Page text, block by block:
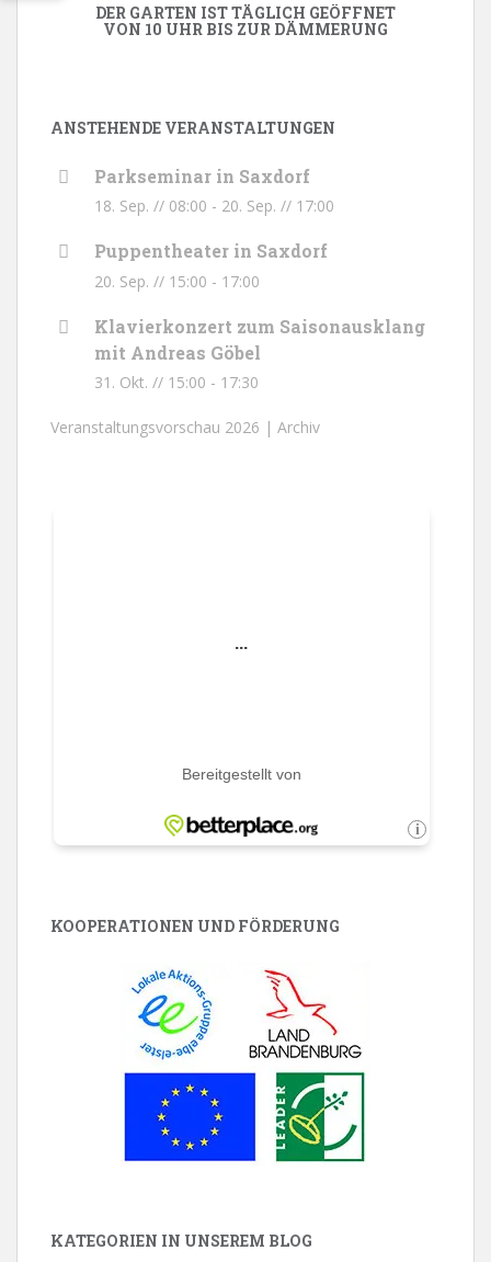
DER GARTEN IST TÄGLICH GEÖFFNET
VON 10 UHR BIS ZUR DÄMMERUNG
ANSTEHENDE VERANSTALTUNGEN
Parkseminar in Saxdorf
18. Sep. // 08:00 - 20. Sep. // 17:00
Puppentheater in Saxdorf
20. Sep. // 15:00 - 17:00
Klavierkonzert zum Saisonausklang
mit Andreas Göbel
31. Okt. // 15:00 - 17:30
Veranstaltungsvorschau 2026 | Archiv
KOOPERATIONEN UND FÖRDERUNG
KATEGORIEN IN UNSEREM BLOG